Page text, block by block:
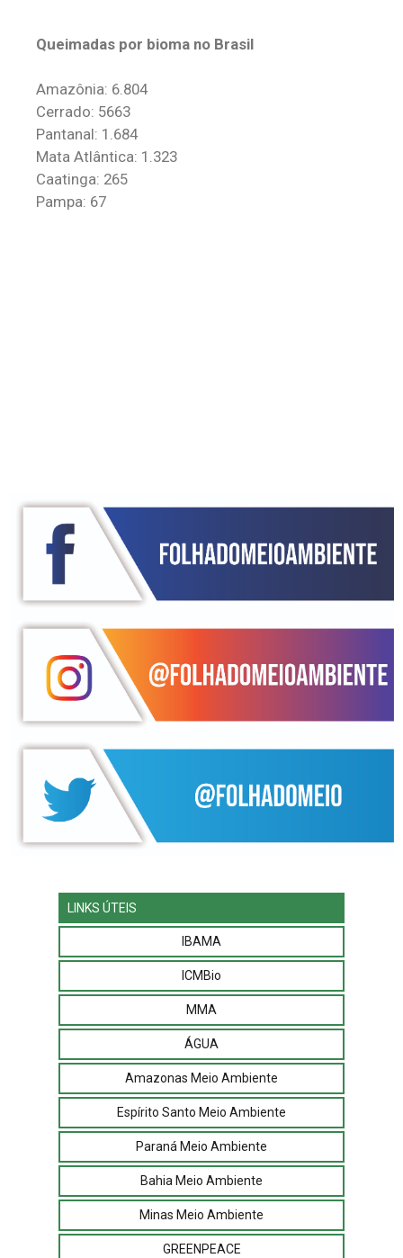
Queimadas por bioma no Brasil
Amazônia: 6.804
Cerrado: 5663
Pantanal: 1.684
Mata Atlântica: 1.323
Caatinga: 265
Pampa: 67
LINKS ÚTEIS
IBAMA
ICMBio
MMA
ÁGUA
Amazonas Meio Ambiente
Espírito Santo Meio Ambiente
Paraná Meio Ambiente
Bahia Meio Ambiente
Minas Meio Ambiente
GREENPEACE